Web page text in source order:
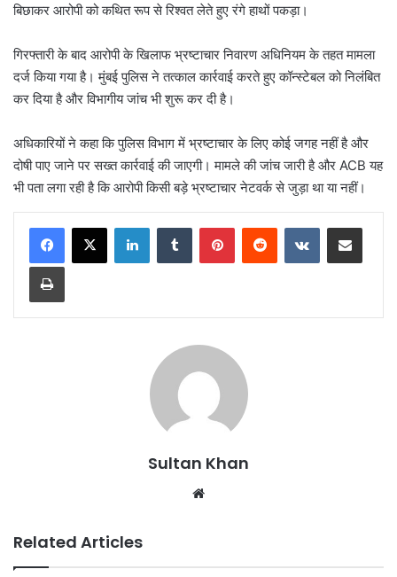
बिछाकर आरोपी को कथित रूप से रिश्वत लेते हुए रंगे हाथों पकड़ा।
गिरफ्तारी के बाद आरोपी के खिलाफ भ्रष्टाचार निवारण अधिनियम के तहत मामला
दर्ज किया गया है। मुंबई पुलिस ने तत्काल कार्रवाई करते हुए कॉन्स्टेबल को निलंबित
कर दिया है और विभागीय जांच भी शुरू कर दी है।
अधिकारियों ने कहा कि पुलिस विभाग में भ्रष्टाचार के लिए कोई जगह नहीं है और
दोषी पाए जाने पर सख्त कार्रवाई की जाएगी। मामले की जांच जारी है और ACB यह
भी पता लगा रही है कि आरोपी किसी बड़े भ्रष्टाचार नेटवर्क से जुड़ा था या नहीं।
Sultan Khan
Related Articles